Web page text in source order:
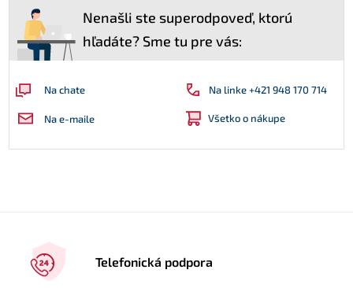
Nenašli ste superodpoveď, ktorú
hľadáte? Sme tu pre vás:
Na chate Na linke +421 948 170 714
Na e-maile Všetko o nákupe
Telefonická podpora